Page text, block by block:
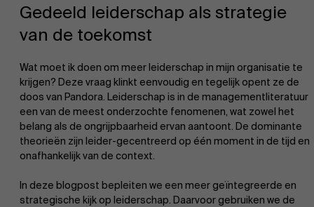
EN
Gedeeld leiderschap als strategie
van de toekomst
Wat moet ik doen om meer leiderschap in mijn organisatie te
krijgen? Deze vraag klinkt eenvoudig en tegelijk opent ze de
doos van Pandora. Leiderschap is in de managementliteratuur
een van de meest onderzochte fenomenen, wat zowel het
belang als de ongrijpbaarheid ervan aantoont. De dominante
theorieën zijn leider-gecentreerd op één moment in de tijd en
onafhankelijk van de context.
In deze blogpost bepleiten we een meer geïntegreerde en
strategische kijk op leiderschap. Daarvoor gebruiken we de